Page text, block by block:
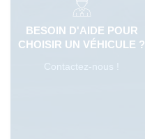
BESOIN D'AIDE POUR
CHOISIR UN VÉHICULE ?
Contactez-nous !